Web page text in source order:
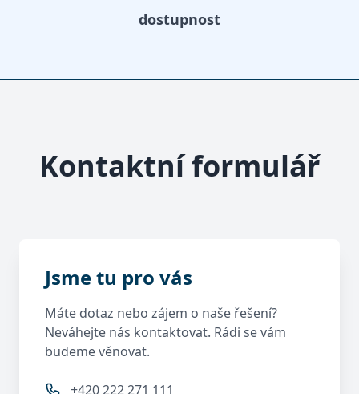
dostupnost
Kontaktní formulář
Jsme tu pro vás
Máte dotaz nebo zájem o naše řešení?
Neváhejte nás kontaktovat. Rádi se vám
budeme věnovat.
+420 222 271 111